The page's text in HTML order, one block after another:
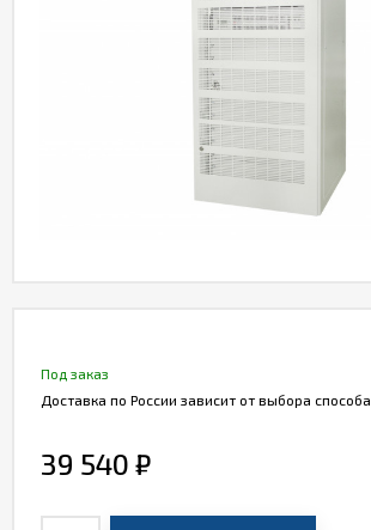
Под заказ
Доставка по России зависит от выбора способа
39 540 ₽